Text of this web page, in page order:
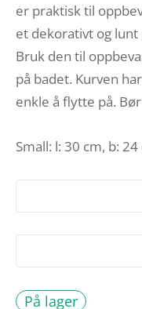
er praktisk til
et dekorativt og
Bruk den til
på badet. Kurven
enkle å flytte på.
Small: l: 30 cm, b:
På lager